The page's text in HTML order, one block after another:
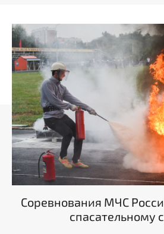
Соревнования МЧС
спасательному